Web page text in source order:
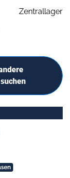
Zentrallager